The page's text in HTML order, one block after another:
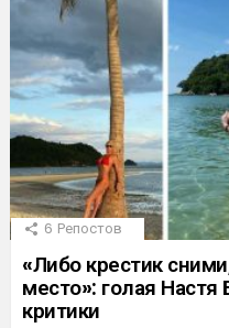
6 Репостов
«Либо крестик
место»: голая
критики